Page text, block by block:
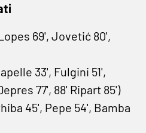
69', Jovetić 80',
33', Fulgini 51',
77', 88' Ripart 85')
45', Pepe 54', Bamba